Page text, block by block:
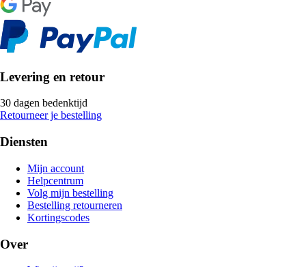
Levering en retour
30 dagen bedenktijd
Retourneer je bestelling
Diensten
Mijn account
Helpcentrum
Volg mijn bestelling
Bestelling retourneren
Kortingscodes
Over